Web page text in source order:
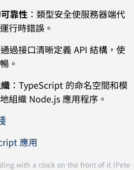
靠性 ：類型安全使服務器端代
行時錯誤。
通過接口清晰定義 API 結構，使
。
：TypeScript 的命名空間和模
組織 Node.js 應用程序。
應用
with a clock on the front of it (Pete